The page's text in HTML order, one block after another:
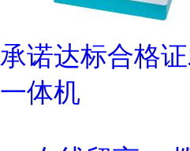
承诺达标合格
一体机